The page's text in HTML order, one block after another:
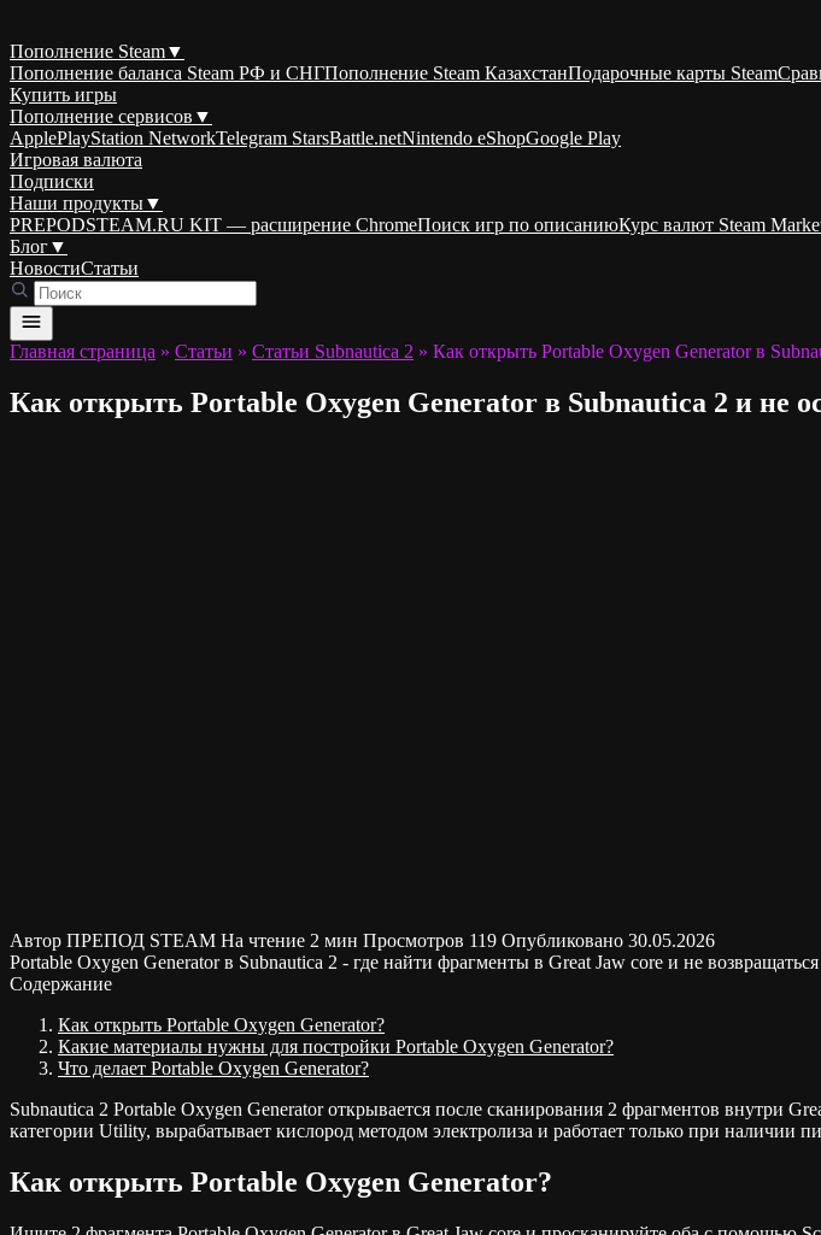
Пополнение Steam▼
Пополнение баланса Steam РФ и СНГПополнение Steam КазахстанПодарочные карты Steam
Купить игры
Пополнение сервисов ▼
ApplePlayStation NetworkTelegram StarsBattle.netNintendo eShopGoogle Play
Игровая валюта
Подписки
Наши продукты▼
PREPODSTEAM.RU KIT — расширение ChromeПоиск игр по описаниюКурс валют Steam
Блог▼
НовостиСтатьи
Главная страница » Статьи » Статьи Subnautica 2 » Как открыть Portable Oxygen Generator в
Как открыть Portable Oxygen Generator в Subnautica 2 и не
Автор ПРЕПОД STEAM На чтение 2 мин Просмотров 119 Опубликовано 30.05.2026
Portable Oxygen Generator в Subnautica 2 - где найти фрагменты в Great Jaw core и не
Содержание
Как открыть Portable Oxygen Generator?
Какие материалы нужны для постройки Portable Oxygen Generator?
Что делает Portable Oxygen Generator?
Subnautica 2 Portable Oxygen Generator открывается после сканирования 2 фрагментов внутри
категории Utility, вырабатывает кислород методом электролиза и работает только при наличии
Как открыть Portable Oxygen Generator?